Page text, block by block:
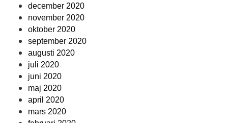
december 2020
november 2020
oktober 2020
september 2020
augusti 2020
juli 2020
juni 2020
maj 2020
april 2020
mars 2020